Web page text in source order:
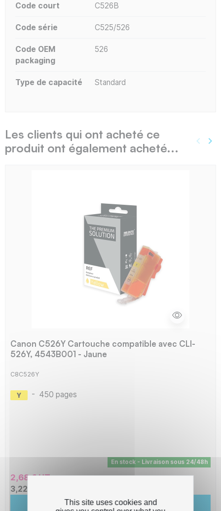
Code court C526B
Code série C525/526
Code OEM
packaging
526
Type de capacité Standard
Les clients qui ont acheté ce
produit ont également acheté...
keyboard_arrow_left keyboard_arrow_right
Canon C526Y Cartouche compatible avec CLI-
526Y, 4543B001 - Jaune
C8C526Y
- 450 pages
En stock - Livraison sous 24/48h
2,68 € HT
3,22 € TTC
Ajouter au panier
This site uses cookies and